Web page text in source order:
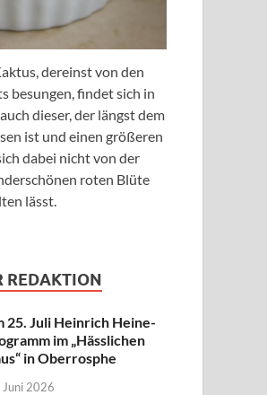
dereinst von den
besungen, findet sich in
dieser, der längst dem
ist und einen größeren
dabei nicht von der
roten Blüte
lässt.
REDAKTION
25. Juli Heinrich Heine-
im „Hässlichen
in Oberrosphe
Juni 2026